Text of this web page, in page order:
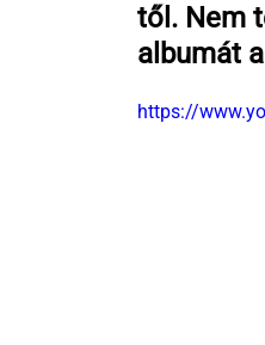
től. Nem
albumát
https://